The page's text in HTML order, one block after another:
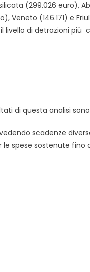
(299.026 euro),
Veneto (146.171) e
livello di detrazioni
di questa analisi
scadenze
spese sostenute fino